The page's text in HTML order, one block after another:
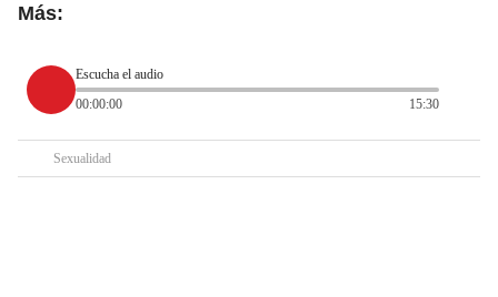
Más:
Escucha el audio
00:00:00
15:30
Sexualidad